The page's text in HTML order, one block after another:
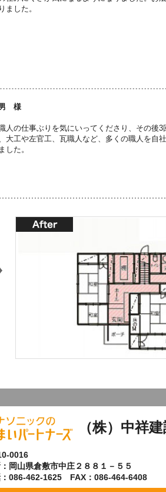
ました。
様
人の仕事ぶりを気にいってくださり、その後
大工や左官工、瓦職人など、多くの職人を自
した。
（株）中祥
0016
岡山県倉敷市中庄２８８１－５５
：086-462-1625 FAX：086-464-6408